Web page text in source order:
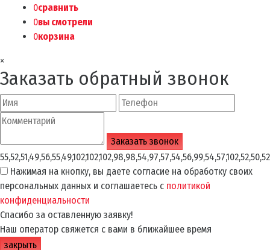
0сравнить
0вы смотрели
0корзина
×
Заказать обратный звонок
Нажимая на кнопку, вы даете согласие на обработку своих
персональных данных и соглашаетесь с политикой
конфиденциальности
Спасибо за оставленную заявку!
Наш оператор свяжется с вами в ближайшее время
закрыть